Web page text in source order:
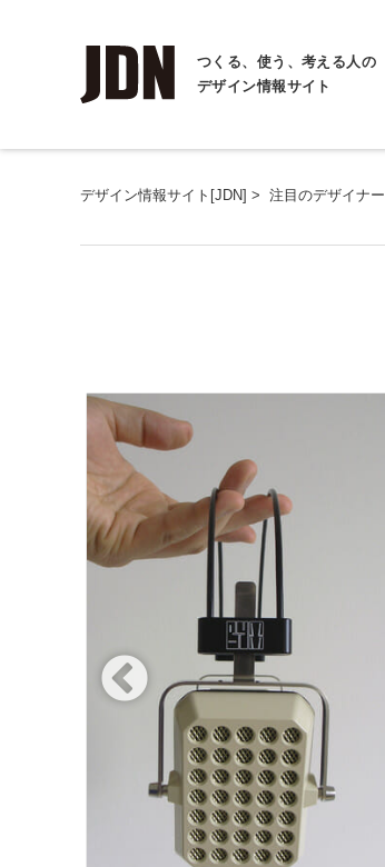
つくる、使う、考える人の
デザイン情報サイト
デザイン情報サイト[JDN] > 注目のデザイナー